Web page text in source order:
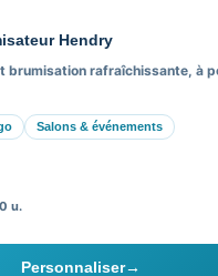
Hendry
brumisation rafraîchissante, à
Salons & événements
u.
Personnaliser→
Goodies Pub France
à 100% pour moi ?